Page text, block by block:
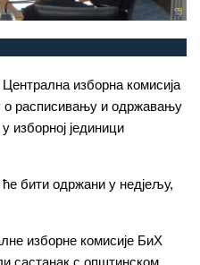
изборна комисија
о расписивању и одржавању
изборној јединици
бити одржани у недјељу,
изборне комисије БиХ